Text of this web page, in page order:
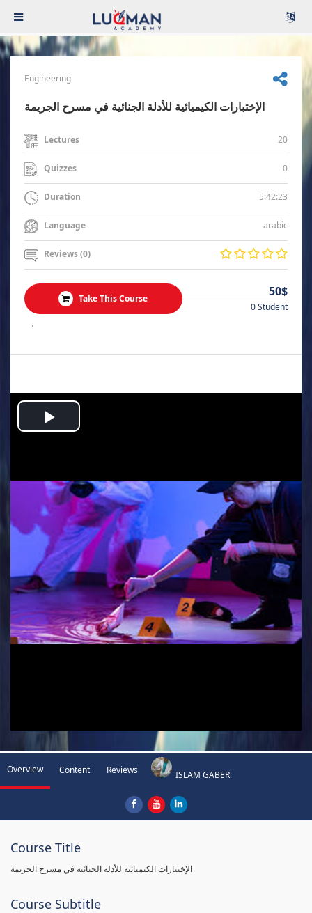
Engineering
الإختبارات الكيميائية للأدلة الجنائية في مسرح الجريمة
Lectures 20
Quizzes 0
Duration 5:42:23
Language arabic
Reviews (0)
Take This Course 50$
0 Student
.
Play
Overview Content Reviews ISLAM GABER
Course Title
الإختبارات الكيميائية للأدلة الجنائية في مسرح الجريمة
Course Subtitle